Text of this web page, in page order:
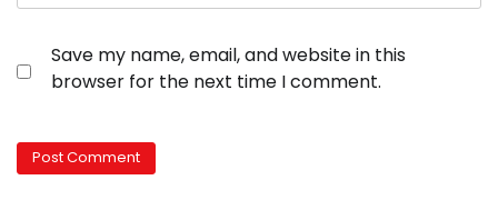
Save my name, email, and website in this
browser for the next time I comment.